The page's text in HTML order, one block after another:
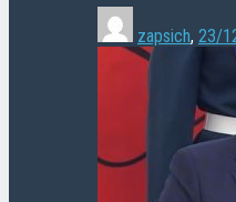
zapsich, 23/